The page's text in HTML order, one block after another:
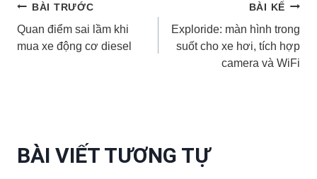
Điều
hướng
BÀI TRƯỚC
Quan điểm sai lầm khi
mua xe động cơ diesel
BÀI KẾ
Exploride: màn hình trong
suốt cho xe hơi, tích hợp
camera và WiFi
BÀI VIẾT TƯƠNG TỰ